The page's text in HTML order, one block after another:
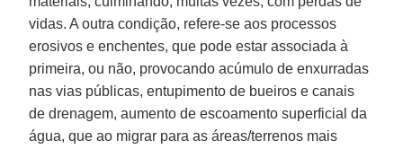
vidas. A outra condição, refere-se aos processos
erosivos e enchentes, que pode estar associada à
primeira, ou não, provocando acúmulo de enxurradas
nas vias públicas, entupimento de bueiros e canais
de drenagem, aumento de escoamento superficial da
água, que ao migrar para as áreas/terrenos mais